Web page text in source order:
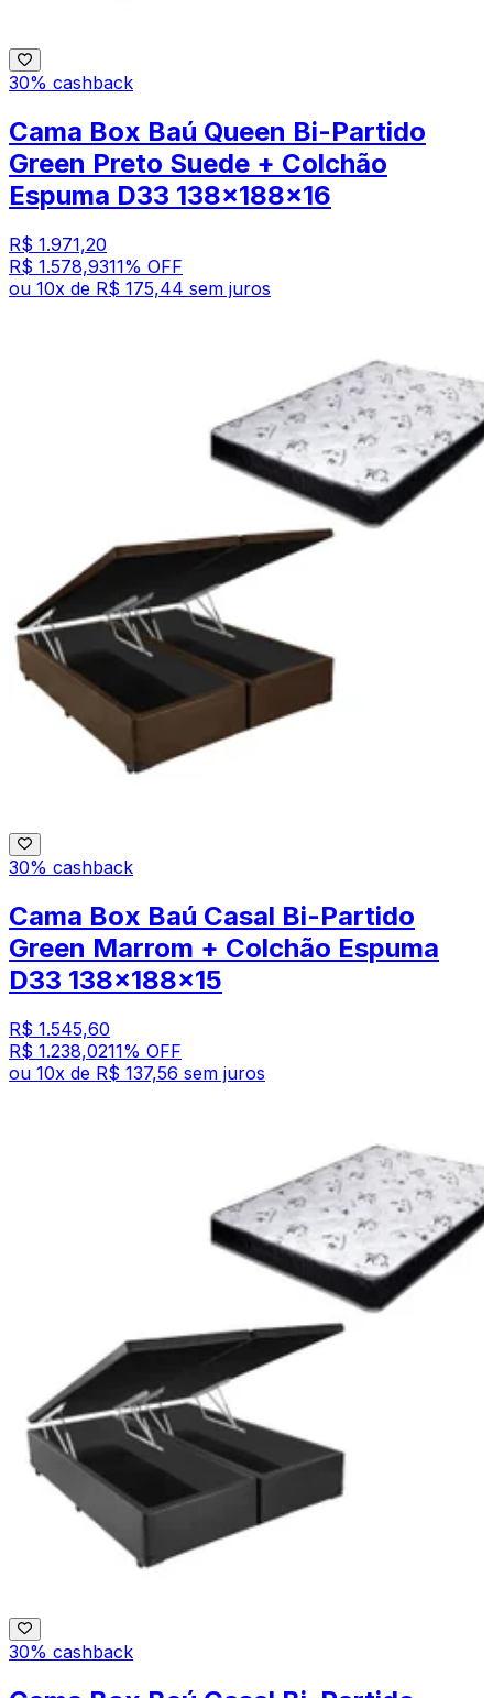
30% cashback
Cama Box Baú Queen Bi-Partido
Green Preto Suede + Colchão
Espuma D33 138x188x16
R$ 1.971,20
R$ 1.578,9311% OFF
ou 10x de R$ 175,44 sem juros
30% cashback
Cama Box Baú Casal Bi-Partido
Green Marrom + Colchão Espuma
D33 138x188x15
R$ 1.545,60
R$ 1.238,0211% OFF
ou 10x de R$ 137,56 sem juros
30% cashback